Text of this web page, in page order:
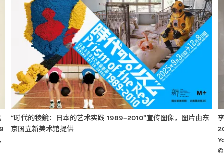
“时代的稜鏡：日本的艺术实践 1989‒2010”宣传图像，图片由东
京国立新美术馆提供
©